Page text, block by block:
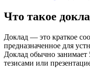
Что такое
Доклад — это краткое
предназначенное для
Доклад обычно занимает
тезисами или